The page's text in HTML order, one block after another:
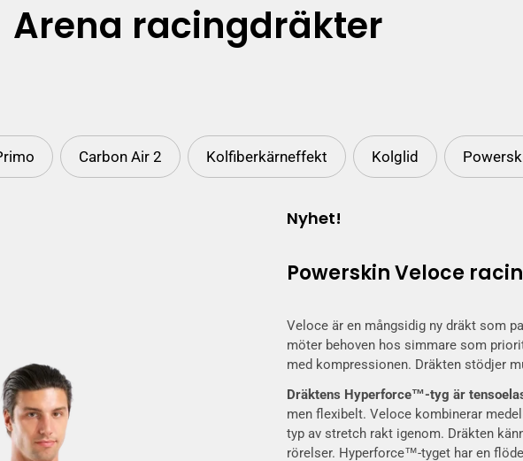
Arena racingdräkter
Carbon Air 2 Kolfiberkärneffekt Kolglid
Nyhet!
Powerskin Veloce
Veloce är en mångsidig ny dräkt som
möter behoven hos simmare som
med kompressionen. Dräkten stödjer
Dräktens Hyperforce™-tyg är
men flexibelt. Veloce kombinerar
typ av stretch rakt igenom. Dräkten
rörelser. Hyperforce™-tyget har en